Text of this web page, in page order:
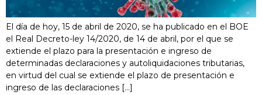
El día de hoy, 15 de abril de 2020, se ha publicado en el BOE
el Real Decreto-ley 14/2020, de 14 de abril, por el que se
extiende el plazo para la presentación e ingreso de
determinadas declaraciones y autoliquidaciones tributarias,
en virtud del cual se extiende el plazo de presentación e
ingreso de las declaraciones […]